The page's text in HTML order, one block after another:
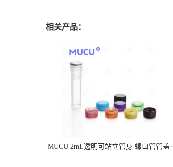
相关产品：
MUCU 2mL透明可站立管身 螺口管管盖